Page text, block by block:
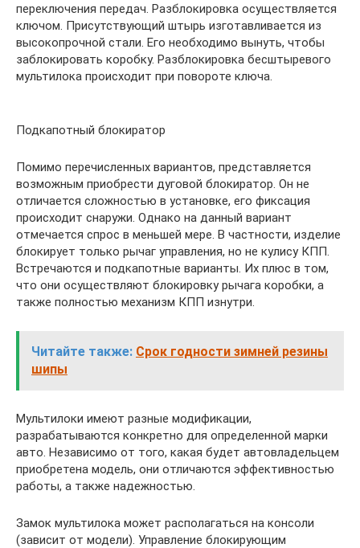
переключения передач. Разблокировка осуществляется
ключом. Присутствующий штырь изготавливается из
высокопрочной стали. Его необходимо вынуть, чтобы
заблокировать коробку. Разблокировка бесштыревого
мультилока происходит при повороте ключа.
Подкапотный блокиратор
Помимо перечисленных вариантов, представляется
возможным приобрести дуговой блокиратор. Он не
отличается сложностью в установке, его фиксация
происходит снаружи. Однако на данный вариант
отмечается спрос в меньшей мере. В частности, изделие
блокирует только рычаг управления, но не кулису КПП.
Встречаются и подкапотные варианты. Их плюс в том,
что они осуществляют блокировку рычага коробки, а
также полностью механизм КПП изнутри.
Читайте также: Срок годности зимней резины
шипы
Мультилоки имеют разные модификации,
разрабатываются конкретно для определенной марки
авто. Независимо от того, какая будет автовладельцем
приобретена модель, они отличаются эффективностью
работы, а также надежностью.
Замок мультилока может располагаться на консоли
(зависит от модели). Управление блокирующим